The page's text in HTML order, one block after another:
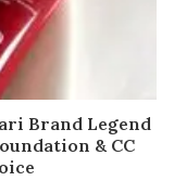
Brand Legend
& CC